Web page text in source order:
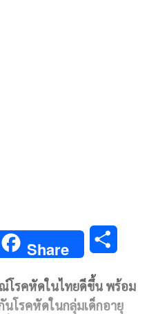
Share
a
โรคหัดในไทยดีขึ้น พร้อม
โรคหัดในกลุ่มเด็กอายุ